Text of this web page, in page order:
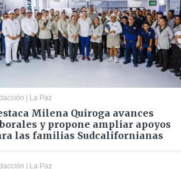
| La Paz
Milena Quiroga avances
y propone ampliar apoyos
las familias Sudcalifornianas
| La Paz